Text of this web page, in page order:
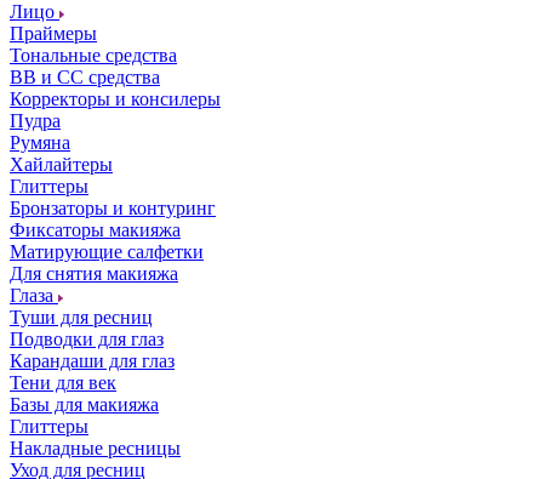
Лицо
Праймеры
Тональные средства
ВВ и СС средства
Корректоры и консилеры
Пудра
Румяна
Хайлайтеры
Глиттеры
Бронзаторы и контуринг
Фиксаторы макияжа
Матирующие салфетки
Для снятия макияжа
Глаза
Туши для ресниц
Подводки для глаз
Карандаши для глаз
Тени для век
Базы для макияжа
Глиттеры
Накладные ресницы
Уход для ресниц